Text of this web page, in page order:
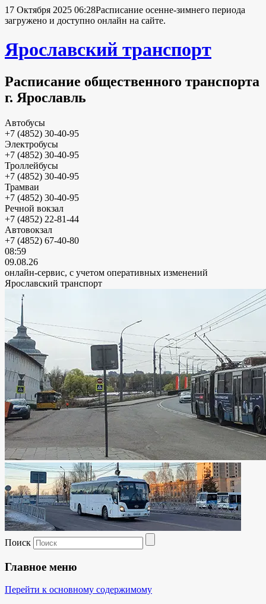
17 Октября 2025 06:28Расписание осенне-зимнего периода
загружено и доступно онлайн на сайте.
Ярославский транспорт
Расписание общественного транспорта
г. Ярославль
Автобусы
+7 (4852) 30-40-95
Электробусы
+7 (4852) 30-40-95
Троллейбусы
+7 (4852) 30-40-95
Трамваи
+7 (4852) 30-40-95
Речной вокзал
+7 (4852) 22-81-44
Автовокзал
+7 (4852) 67-40-80
08:59
09.08.26
онлайн-сервис, с учетом оперативных изменений
Ярославский транспорт
Поиск
Главное меню
Перейти к основному содержимому